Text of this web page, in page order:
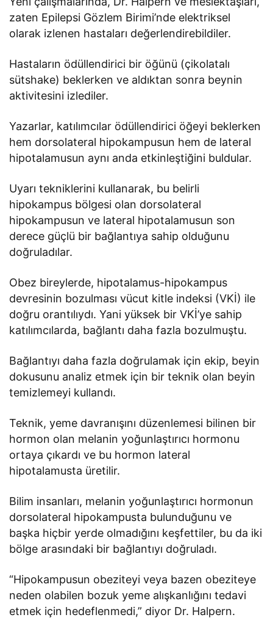
zaten Epilepsi Gözlem Birimi’nde elektriksel
olarak izlenen hastaları değerlendirebildiler.
Hastaların ödüllendirici bir öğünü (çikolatalı
sütshake) beklerken ve aldıktan sonra beynin
aktivitesini izlediler.
Yazarlar, katılımcılar ödüllendirici öğeyi beklerken
hem dorsolateral hipokampusun hem de lateral
hipotalamusun aynı anda etkinleştiğini buldular.
Uyarı tekniklerini kullanarak, bu belirli
hipokampus bölgesi olan dorsolateral
hipokampusun ve lateral hipotalamusun son
derece güçlü bir bağlantıya sahip olduğunu
doğruladılar.
Obez bireylerde, hipotalamus-hipokampus
devresinin bozulması vücut kitle indeksi (VKİ) ile
doğru orantılıydı. Yani yüksek bir VKİ’ye sahip
katılımcılarda, bağlantı daha fazla bozulmuştu.
Bağlantıyı daha fazla doğrulamak için ekip, beyin
dokusunu analiz etmek için bir teknik olan beyin
temizlemeyi kullandı.
Teknik, yeme davranışını düzenlemesi bilinen bir
hormon olan melanin yoğunlaştırıcı hormonu
ortaya çıkardı ve bu hormon lateral
hipotalamusta üretilir.
Bilim insanları, melanin yoğunlaştırıcı hormonun
dorsolateral hipokampusta bulunduğunu ve
başka hiçbir yerde olmadığını keşfettiler, bu da iki
bölge arasındaki bir bağlantıyı doğruladı.
“Hipokampusun obeziteyi veya bazen obeziteye
neden olabilen bozuk yeme alışkanlığını tedavi
etmek için hedeflenmedi,” diyor Dr. Halpern.